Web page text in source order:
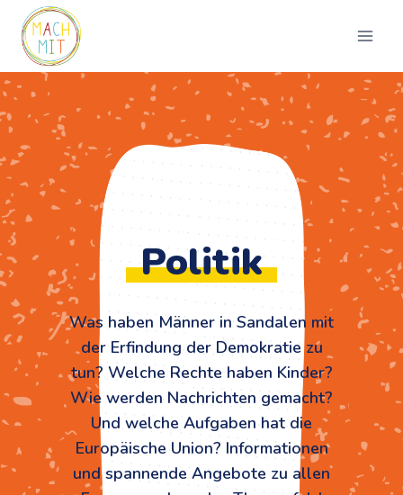
Zum
Inhalt
springen
Politik
Was haben Männer in Sandalen mit
der Erfindung der Demokratie zu
tun? Welche Rechte haben Kinder?
Wie werden Nachrichten gemacht?
Und welche Aufgaben hat die
Europäische Union? Informationen
und spannende Angebote zu allen